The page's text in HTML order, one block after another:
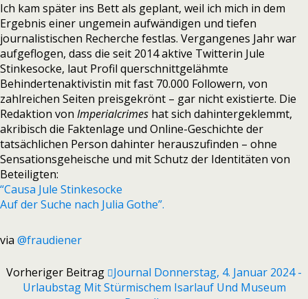
Ich kam später ins Bett als geplant, weil ich mich in dem
Ergebnis einer ungemein aufwändigen und tiefen
journalistischen Recherche festlas. Vergangenes Jahr war
aufgeflogen, dass die seit 2014 aktive Twitterin Jule
Stinkesocke, laut Profil querschnittgelähmte
Behindertenaktivistin mit fast 70.000 Followern, von
zahlreichen Seiten preisgekrönt – gar nicht existierte. Die
Redaktion von Imperialcrimes hat sich dahintergeklemmt,
akribisch die Faktenlage und Online-Geschichte der
tatsächlichen Person dahinter herauszufinden – ohne
Sensationsgeheische und mit Schutz der Identitäten von
Beteiligten:
“Causa Jule Stinkesocke
Auf der Suche nach Julia Gothe”.
via @fraudiener
Vorheriger Beitrag
Journal Donnerstag, 4. Januar 2024 -
Urlaubstag Mit Stürmischem Isarlauf Und Museum